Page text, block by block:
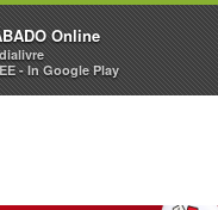
Assine
Online
- In Google Play